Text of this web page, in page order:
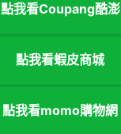
點我看Coupang酷澎
點我看蝦皮商城
點我看momo購物網